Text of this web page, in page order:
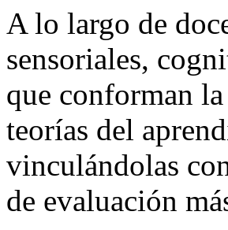
A lo largo de
sensoriales,
que conforman
teorías del
vinculándolas
de evaluación